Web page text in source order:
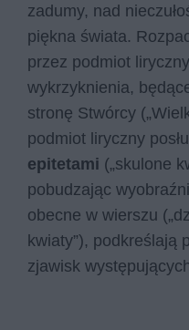
zadumy, nad
piękna świata.
przez podmiot
wykrzyknienia,
stronę Stwórcy
podmiot liryczny
epitetami („skulone
pobudzając
obecne w wierszu
kwiaty”), podkreślają
zjawisk